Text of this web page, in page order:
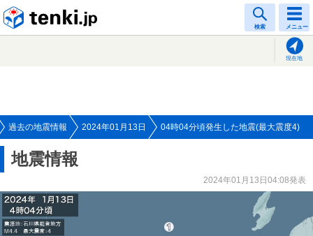
検索 メニュー
現在地
過去の地震情報 2024年01月13日 04時04分頃発生した地震(最大震度4)
地震情報
2024年01月13日04:08発表